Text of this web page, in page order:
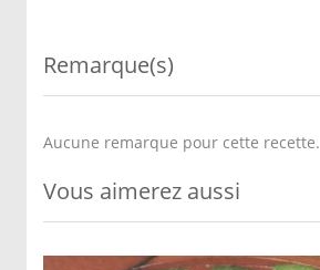
Remarque(s)
Aucune remarque pour cette recette.
Vous aimerez aussi